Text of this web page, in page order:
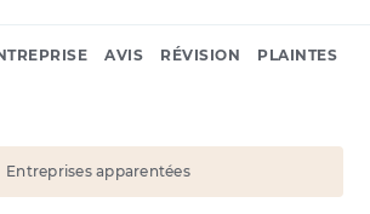
AVIS RÉVISION PLAINTES
Entreprises apparentées